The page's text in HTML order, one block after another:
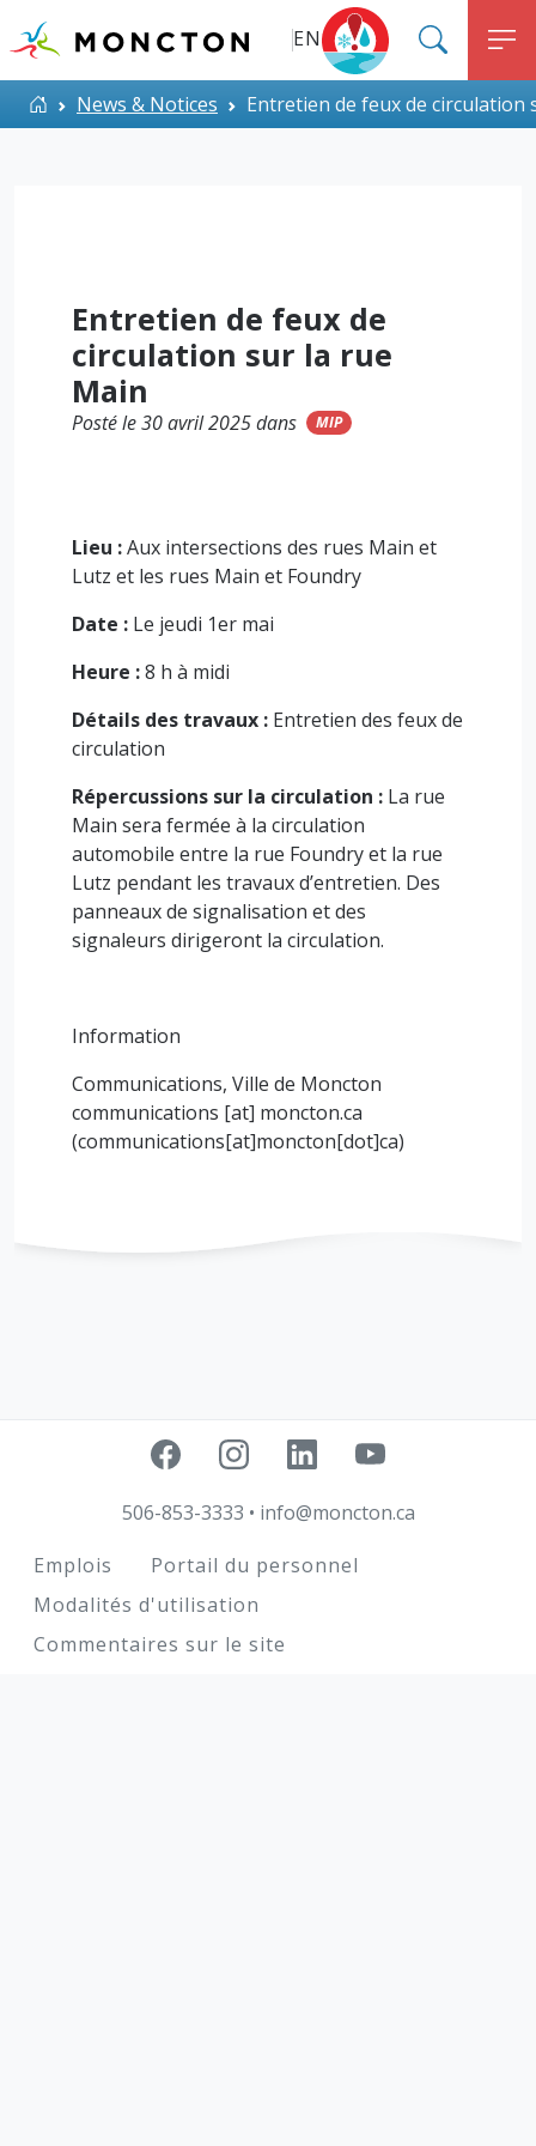
Top Menu
EN
ALERT MONCTON
Accueil
News & Notices Entretien de feux de circulation
Entretien de feux de
circulation sur la rue
Main
Posté le 30 avril 2025 dans MIP
Lieu :Aux intersections des rues Main et
Lutz et les rues Main et Foundry
Date : Le jeudi 1er mai
Heure :8 h à midi
Détails des travaux : Entretien des feux de
circulation
Répercussions sur la circulation : La rue
Main sera fermée à la circulation
automobile entre la rue Foundry et la rue
Lutz pendant les travaux d’entretien. Des
panneaux de signalisation et des
signaleurs dirigeront la circulation.
Information
Communications, Ville de Moncton
communications [at] moncton.ca
(communications[at]moncton[dot]ca)
506-853-3333 • info@moncton.ca
Footer
Emplois
Portail du personnel
Modalités d'utilisation
Commentaires sur le site